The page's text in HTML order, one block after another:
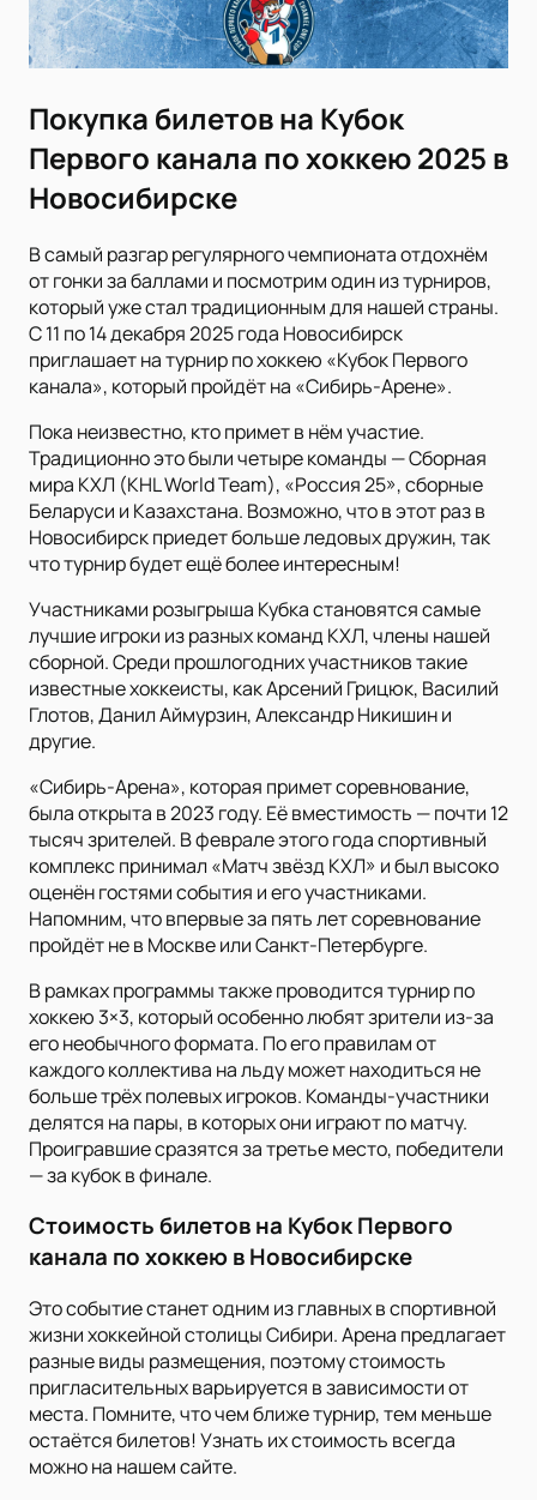
Покупка билетов на Кубок
Первого канала по хоккею 2025 в
Новосибирске
В самый разгар регулярного чемпионата отдохнём
от гонки за баллами и посмотрим один из турниров,
который уже стал традиционным для нашей страны.
С 11 по 14 декабря 2025 года Новосибирск
приглашает на турнир по хоккею «Кубок Первого
канала», который пройдёт на «Сибирь-Арене».
Пока неизвестно, кто примет в нём участие.
Традиционно это были четыре команды — Сборная
мира КХЛ (KHL World Team), «Россия 25», сборные
Беларуси и Казахстана. Возможно, что в этот раз в
Новосибирск приедет больше ледовых дружин, так
что турнир будет ещё более интересным!
Участниками розыгрыша Кубка становятся самые
лучшие игроки из разных команд КХЛ, члены нашей
сборной. Среди прошлогодних участников такие
известные хоккеисты, как Арсений Грицюк, Василий
Глотов, Данил Аймурзин, Александр Никишин и
другие.
«Сибирь-Арена», которая примет соревнование,
была открыта в 2023 году. Её вместимость — почти 12
тысяч зрителей. В феврале этого года спортивный
комплекс принимал «Матч звёзд КХЛ» и был высоко
оценён гостями события и его участниками.
Напомним, что впервые за пять лет соревнование
пройдёт не в Москве или Санкт-Петербурге.
В рамках программы также проводится турнир по
хоккею 3×3, который особенно любят зрители из-за
его необычного формата. По его правилам от
каждого коллектива на льду может находиться не
больше трёх полевых игроков. Команды-участники
делятся на пары, в которых они играют по матчу.
Проигравшие сразятся за третье место, победители
— за кубок в финале.
Стоимость билетов на Кубок Первого
канала по хоккею в Новосибирске
Это событие станет одним из главных в спортивной
жизни хоккейной столицы Сибири. Арена предлагает
разные виды размещения, поэтому стоимость
пригласительных варьируется в зависимости от
места. Помните, что чем ближе турнир, тем меньше
остаётся билетов! Узнать их стоимость всегда
можно на нашем сайте.